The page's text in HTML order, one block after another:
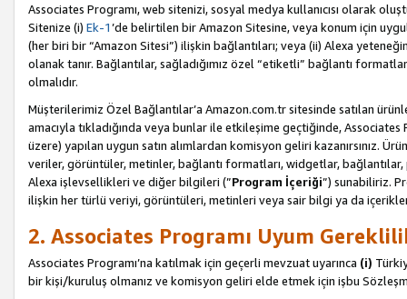
Associates Programı, web sitenizi, sosyal medya kullanıcısı olarak
Sitenize (i) Ek-1’de belirtilen bir Amazon Sitesine, veya konum için
(her biri bir “Amazon Sitesi”) ilişkin bağlantıları; veya (ii) Alexa
olanak tanır. Bağlantılar, sağladığımız özel “etiketli” bağlantı
olmalıdır.
Müşterilerimiz Özel Bağlantılar’a Amazon.com.tr sitesinde satılan
amacıyla tıkladığında veya bunlar ile etkileşime geçtiğinde,
üzere) yapılan uygun satın alımlardan komisyon geliri kazanırsınız.
veriler, görüntüler, metinler, bağlantı formatları, widgetlar,
Alexa işlevsellikleri ve diğer bilgileri (”Program İçeriği”) sunabiliriz.
ilişkin her türlü veriyi, görüntüleri, metinleri veya sair bilgi ya da içerikleri
2. Associates Programı Uyum
Associates Programı’na katılmak için geçerli mevzuat uyarınca (i)
bir kişi/kuruluş olmanız ve komisyon geliri elde etmek için işbu